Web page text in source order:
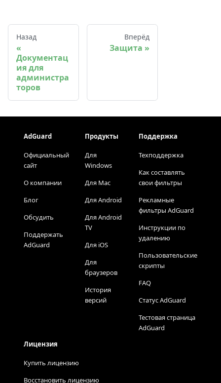
Назад
Документац
ия для
администра
торов
Вперёд
Защита
AdGuard
Официальный
сайт
О компании
Блог
Обсудить
Поддержать
AdGuard
Продукты
Для
Windows
Для Mac
Для Android
Для Android
TV
Для iOS
Для
браузеров
История
версий
Поддержка
Техподдержка
Как составлять
свои фильтры
Рекламные
фильтры AdGuard
Инструкции по
удалению
Пользовательские
скрипты
FAQ
Статус AdGuard
Тестовая страница
AdGuard
Лицензия
Купить лицензию
Восстановить лицензию